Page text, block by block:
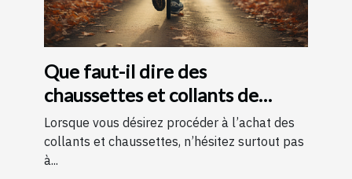
Que faut-il dire des
chaussettes et collants de
contention ?
Lorsque vous désirez procéder à l’achat des
collants et chaussettes, n’hésitez surtout pas
à...